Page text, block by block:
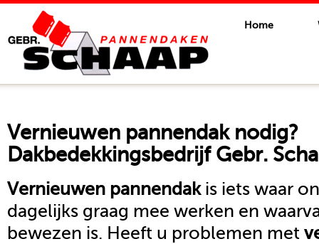
Home
Vernieuwen pannendaknodig?
Dakbedekkingsbedrijf Gebr.
Vernieuwen pannendakis iets waar
dagelijks graag mee werken en
bewezen is. Heeft u problemen met